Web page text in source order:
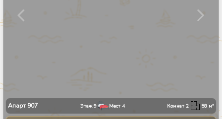
Апарт907 Этаж9 Мест 4 Комнат2 58 м²